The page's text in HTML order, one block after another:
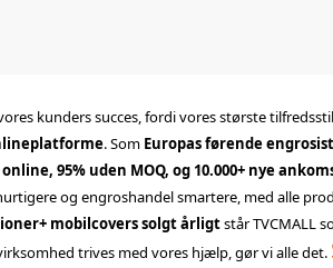
kunders succes, fordi vores største
. Som Europas førende
95% uden MOQ, og 10.000+ nye
og engroshandel smartere, med alle
mobilcovers solgt årligtstår TVCMALL
trives med vores hjælp, gør vi alle det.